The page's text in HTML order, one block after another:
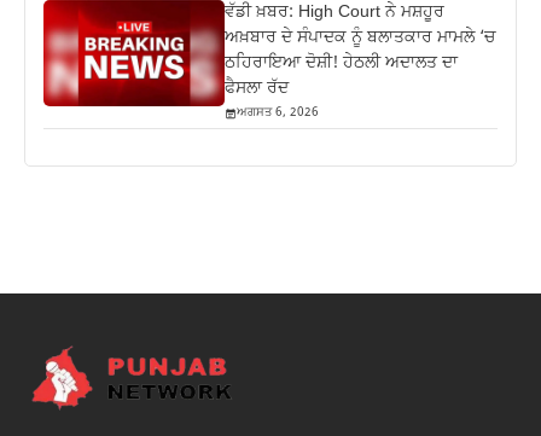
ਵੱਡੀ ਖ਼ਬਰ: High Court ਨੇ ਮਸ਼ਹੂਰ
ਅਖ਼ਬਾਰ ਦੇ ਸੰਪਾਦਕ ਨੂੰ ਬਲਾਤਕਾਰ ਮਾਮਲੇ ‘ਚ
ਠਹਿਰਾਇਆ ਦੋਸ਼ੀ! ਹੇਠਲੀ ਅਦਾਲਤ ਦਾ
ਫੈਸਲਾ ਰੱਦ
ਅਗਸਤ 6, 2026